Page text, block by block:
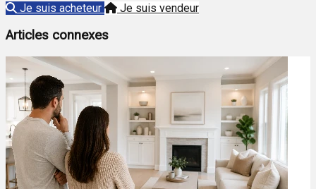
Je suis acheteur
Je suis vendeur
Articles connexes